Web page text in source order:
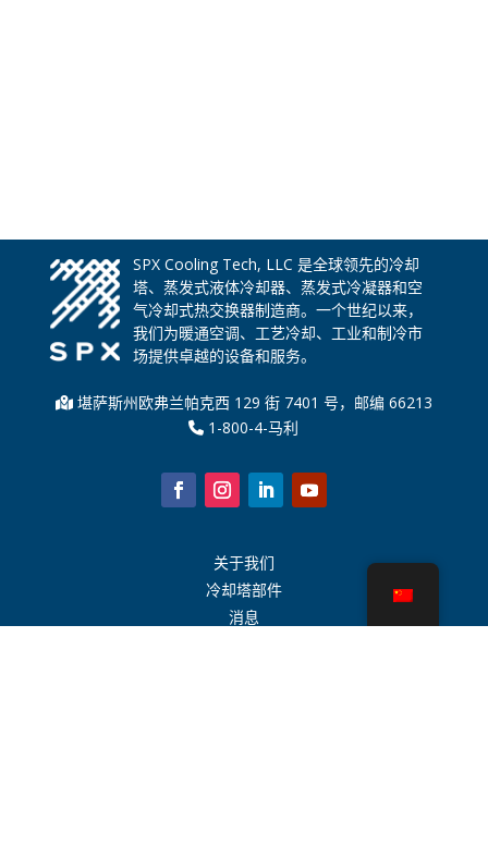
SPX Cooling Tech, LLC 是全球领先的冷却
塔、蒸发式液体冷却器、蒸发式冷凝器和空
气冷却式热交换器制造商。一个世纪以来，
我们为暖通空调、工艺冷却、工业和制冷市
场提供卓越的设备和服务。
堪萨斯州欧弗兰帕克西 129 街 7401 号，邮编 66213
1-800-4-马利
关于我们
冷却塔部件
消息